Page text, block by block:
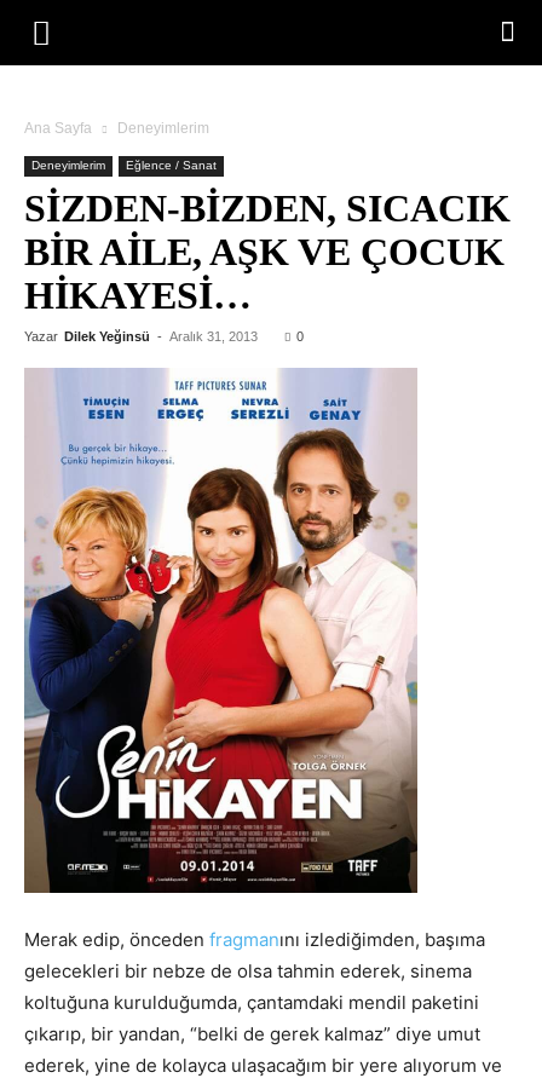
Ana Sayfa Deneyimlerim
Deneyimlerim Eğlence / Sanat
SIZDEN-BIZDEN, SICACIK
BIR AILE, AŞK VE ÇOCUK
HIKAYESI…
Yazar Dilek Yeğinsü - Aralık 31, 2013 0
Merak edip, önceden fragmanını izlediğimden, başıma
gelecekleri bir nebze de olsa tahmin ederek, sinema
koltuğuna kurulduğumda, çantamdaki mendil paketini
çıkarıp, bir yandan, “belki de gerek kalmaz” diye umut
ederek, yine de kolayca ulaşacağım bir yere alıyorum ve